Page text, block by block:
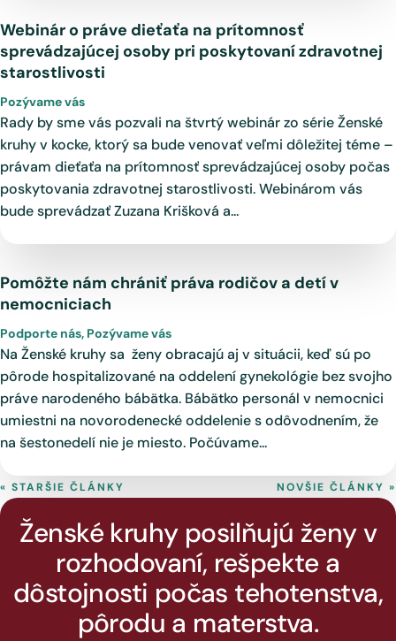
Webinár o práve dieťaťa na prítomnosť
sprevádzajúcej osoby pri poskytovaní zdravotnej
starostlivosti
Pozývame vás
Rady by sme vás pozvali na štvrtý webinár zo série Ženské
kruhy v kocke, ktorý sa bude venovať veľmi dôležitej téme –
právam dieťaťa na prítomnosť sprevádzajúcej osoby počas
poskytovania zdravotnej starostlivosti. Webinárom vás
bude sprevádzať Zuzana Krišková a...
Pomôžte nám chrániť práva rodičov a detí v
nemocniciach
Podporte nás, Pozývame vás
Na Ženské kruhy sa ženy obracajú aj v situácii, keď sú po
pôrode hospitalizované na oddelení gynekológie bez svojho
práve narodeného bábätka. Bábätko personál v nemocnici
umiestni na novorodenecké oddelenie s odôvodnením, že
na šestonedelí nie je miesto. Počúvame...
« STARŠIE ČLÁNKY NOVŠIE ČLÁNKY »
Ženské kruhy posilňujú ženy v
rozhodovaní, rešpekte a
dôstojnosti počas tehotenstva,
pôrodu a materstva.